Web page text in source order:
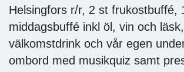
Helsingfors r/r, 2 st frukostbuffé,
middagsbuffé inkl öl, vin och
välkomstdrink och vår egen
ombord med musikquiz samt